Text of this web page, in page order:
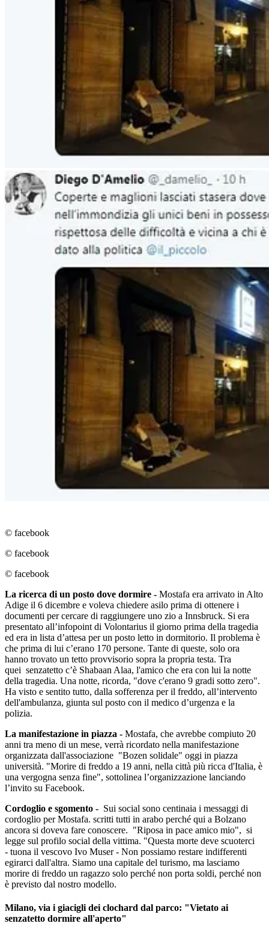
© facebook
© facebook
© facebook
La ricerca di un posto dove dormire - Mostafa era arrivato in Alto
Adige il 6 dicembre e voleva chiedere asilo prima di ottenere i
documenti per cercare di raggiungere uno zio a Innsbruck. Si era
presentato all’infopoint di Volontarius il giorno prima della tragedia
ed era in lista d’attesa per un posto letto in dormitorio. Il problema è
che prima di lui c’erano 170 persone. Tante di queste, solo ora
hanno trovato un tetto provvisorio sopra la propria testa. Tra
quei senzatetto c’è Shabaan Alaa, l'amico che era con lui la notte
della tragedia. Una notte, ricorda, "dove c'erano 9 gradi sotto zero".
Ha visto e sentito tutto, dalla sofferenza per il freddo, all’intervento
dell'ambulanza, giunta sul posto con il medico d’urgenza e la
polizia.
La manifestazione in piazza - Mostafa, che avrebbe compiuto 20
anni tra meno di un mese, verrà ricordato nella manifestazione
organizzata dall'associazione "Bozen solidale" oggi in piazza
università. "Morire di freddo a 19 anni, nella città più ricca d'Italia, è
una vergogna senza fine", sottolinea l’organizzazione lanciando
l’invito su Facebook.
Cordoglio e sgomento - Sui social sono centinaia i messaggi di
cordoglio per Mostafa. scritti tutti in arabo perché qui a Bolzano
ancora si doveva fare conoscere. "Riposa in pace amico mio", si
legge sul profilo social della vittima. "Questa morte deve scuoterci
- tuona il vescovo Ivo Muser - Non possiamo restare indifferenti
egirarci dall'altra. Siamo una capitale del turismo, ma lasciamo
morire di freddo un ragazzo solo perché non porta soldi, perché non
è previsto dal nostro modello.
Milano, via i giacigli dei clochard dal parco: "Vietato ai
senzatetto dormire all'aperto"